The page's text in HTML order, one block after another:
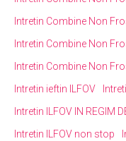
Intretin Combine Non
Intretin Combine Non
Intretin Combine Non
Intretin ieftin ILFOV
Intretin ILFOV IN REGIM
Intretin ILFOV non stop